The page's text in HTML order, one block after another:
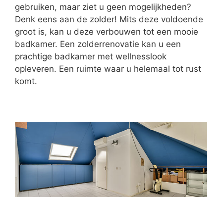
gebruiken, maar ziet u geen mogelijkheden?
Denk eens aan de zolder! Mits deze voldoende
groot is, kan u deze verbouwen tot een mooie
badkamer. Een zolderrenovatie kan u een
prachtige badkamer met wellnesslook
opleveren. Een ruimte waar u helemaal tot rust
komt.